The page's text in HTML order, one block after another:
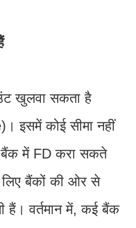
खुलवा सकता है
इसमें कोई सीमा नहीं
में FD करा सकते
लिए बैंकों की ओर से
हैं। वर्तमान में, कई बैंक